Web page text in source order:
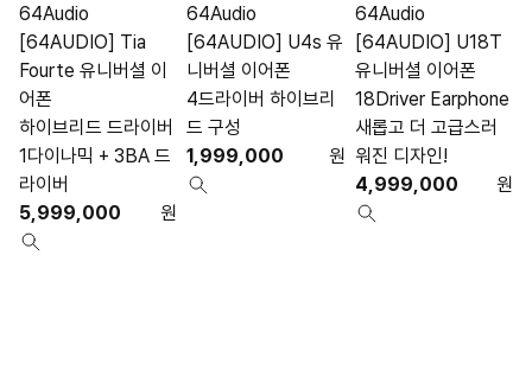
64Audio
[64AUDIO] Tia
Fourte 유니버셜 이
어폰
하이브리드 드라이버
1다이나믹 + 3BA 드
라이버
5,999,000
원
64Audio
[64AUDIO] U4s 유
니버셜 이어폰
4드라이버 하이브리
드 구성
1,999,000
원
64Audio
[64AUDIO] U18T
유니버셜 이어폰
18Driver Earphone
새롭고 더 고급스러
워진 디자인!
4,999,000
원